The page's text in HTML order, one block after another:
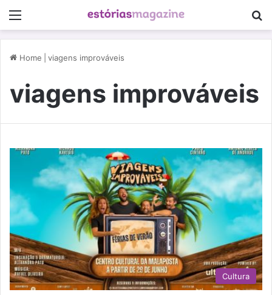
Home viagens improváveis
viagens improváveis
Cultura